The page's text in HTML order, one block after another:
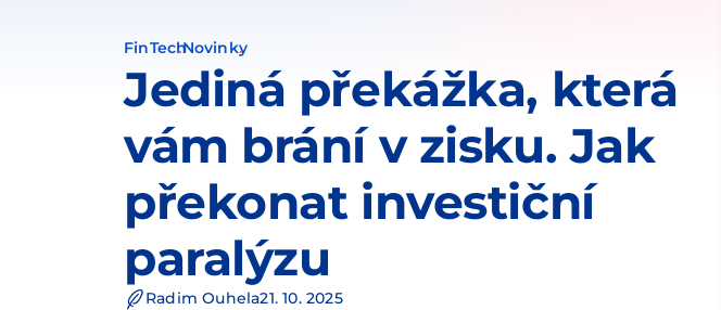
FinTechNovinky
Jediná překážka, která
vám brání v zisku. Jak
překonat investiční
paralýzu
Radim Ouhela21. 10. 2025